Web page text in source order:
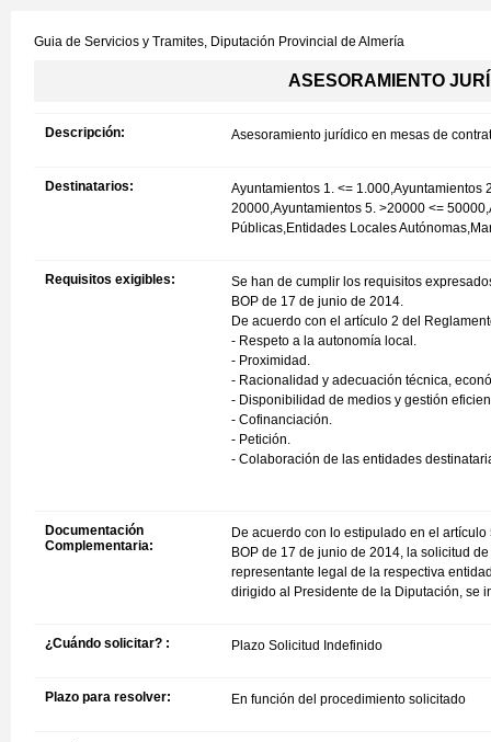
Guia de Servicios y Tramites, Diputación Provincial de Almería
ASESORAMIENTO
Descripción: Asesoramiento jurídico en mesas de
Destinatarios:
Ayuntamientos 1. <= 1.000,Ayuntamientos
20000,Ayuntamientos 5. >20000 <=
Públicas,Entidades Locales
Requisitos exigibles:
Se han de cumplir los requisitos
BOP de 17 de junio de 2014.
De acuerdo con el artículo 2 del
- Respeto a la autonomía local.
- Proximidad.
- Racionalidad y adecuación técnica,
- Disponibilidad de medios y gestión
- Cofinanciación.
- Petición.
- Colaboración de las entidades
Documentación
Complementaria:
De acuerdo con lo estipulado en el
BOP de 17 de junio de 2014, la solicitud
representante legal de la respectiva
dirigido al Presidente de la Diputación, se
¿Cuándo solicitar? : Plazo Solicitud Indefinido
Plazo para resolver: En función del procedimiento solicitado